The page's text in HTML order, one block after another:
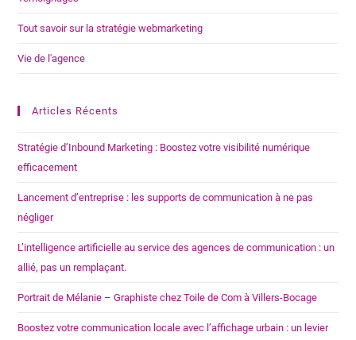
Tout savoir sur la stratégie webmarketing
Vie de l'agence
Articles Récents
Stratégie d’Inbound Marketing : Boostez votre visibilité numérique
efficacement
Lancement d’entreprise : les supports de communication à ne pas
négliger
L’intelligence artificielle au service des agences de communication : un
allié, pas un remplaçant.
Portrait de Mélanie – Graphiste chez Toile de Com à Villers-Bocage
Boostez votre communication locale avec l’affichage urbain : un levier